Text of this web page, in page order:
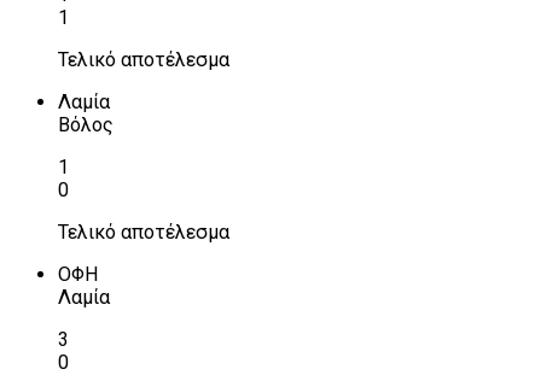
1
Τελικό αποτέλεσμα
Λαμία
Βόλος
1
0
Τελικό αποτέλεσμα
ΟΦΗ
Λαμία
3
0